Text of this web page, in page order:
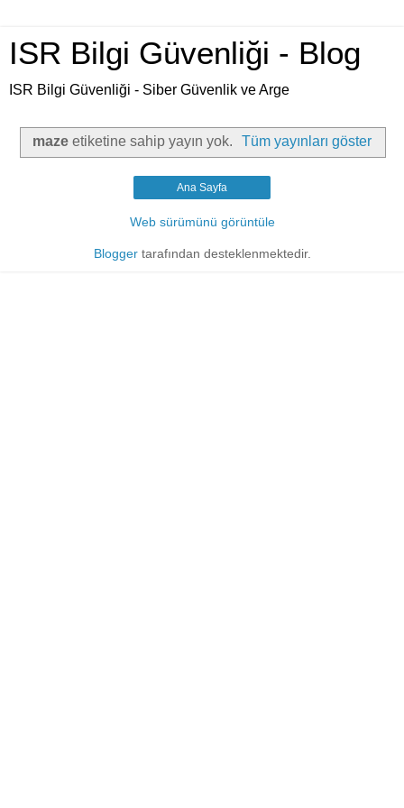
ISR Bilgi Güvenliği - Blog
ISR Bilgi Güvenliği - Siber Güvenlik ve Arge
mazeetiketine sahip yayın yok. Tüm yayınları göster
Ana Sayfa
Web sürümünü görüntüle
Bloggertarafından desteklenmektedir.